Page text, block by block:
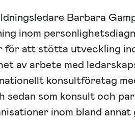
Barbara
inom
för att stötta utveckling
av arbete med
konsultföretag
sedan som konsult och
inom bland